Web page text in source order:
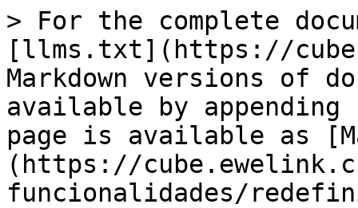
> For the complete
[llms.txt](https://
Markdown versions of
available by
page is available as
(https://
funcionalidades/